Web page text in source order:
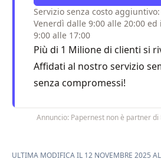
Servizio senza costo
Venerdì dalle 9:00 alle 20:00 ed
9:00 alle 17:00
Più di 1 Milione di clienti si
Affidati al nostro servizio
senza compromessi!
Annuncio: Papernest non è partner
ULTIMA MODIFICA IL 12 NOVEMBRE 2025